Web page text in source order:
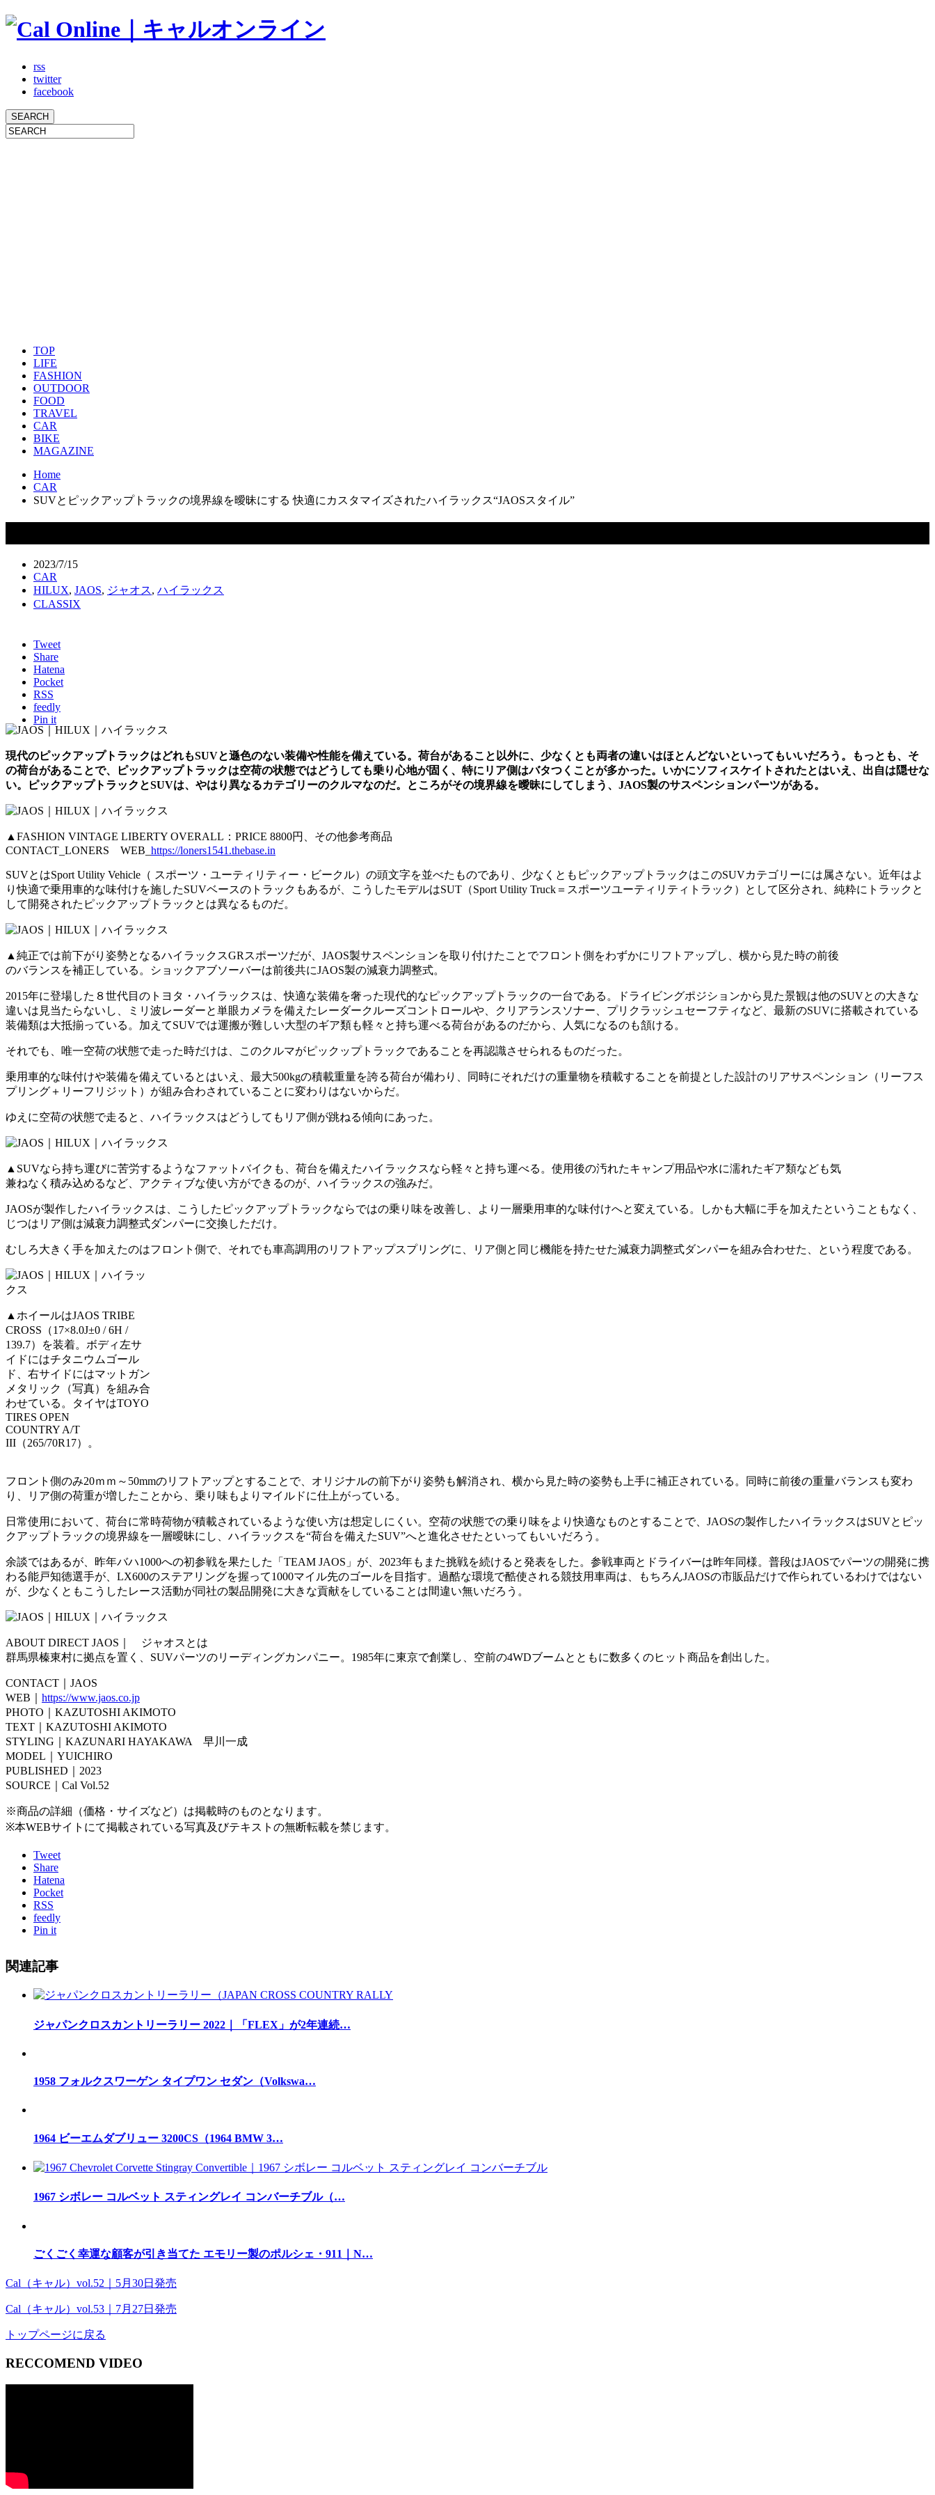
rss
twitter
facebook
TOP
LIFE
FASHION
OUTDOOR
FOOD
TRAVEL
CAR
BIKE
MAGAZINE
Home
CAR
SUVとピックアップトラックの境界線を曖昧にする 快適にカスタマイズされたハイラックス“JAOSスタイル”
2023/7/15
CAR
HILUX, JAOS, ジャオス, ハイラックス
CLASSIX
Tweet
Share
Hatena
Pocket
RSS
feedly
Pin it
現代のピックアップトラックはどれもSUVと遜色のない装備や性能を備えている。荷台があること以外に、少なくとも両者の違いはほとんどないといってもいいだろう。もっとも、そ
の荷台があることで、ピックアップトラックは空荷の状態ではどうしても乗り心地が固く、特にリア側はバタつくことが多かった。いかにソフィスケイトされたとはいえ、出自は隠せな
い。ピックアップトラックとSUVは、やはり異なるカテゴリーのクルマなのだ。ところがその境界線を曖昧にしてしまう、JAOS製のサスペンションパーツがある。
▲FASHION VINTAGE LIBERTY OVERALL：PRICE 8800円、その他参考商品
CONTACT_LONERS WEB_ https://loners1541.thebase.in
SUVとはSport Utility Vehicle（ スポーツ・ユーティリティー・ビークル）の頭文字を並べたものであり、少なくともピックアップトラックはこのSUVカテゴリーには属さない。近年はよ
り快適で乗用車的な味付けを施したSUVベースのトラックもあるが、こうしたモデルはSUT（Sport Utility Truck＝スポーツユーティリティトラック）として区分され、純粋にトラックと
して開発されたピックアップトラックとは異なるものだ。
▲純正では前下がり姿勢となるハイラックスGRスポーツだが、JAOS製サスペンションを取り付けたことでフロント側をわずかにリフトアップし、横から見た時の前後
のバランスを補正している。ショックアブソーバーは前後共にJAOS製の減衰力調整式。
2015年に登場した８世代目のトヨタ・ハイラックスは、快適な装備を奢った現代的なピックアップトラックの一台である。ドライビングポジションから見た景観は他のSUVとの大きな
違いは見当たらないし、ミリ波レーダーと単眼カメラを備えたレーダークルーズコントロールや、クリアランスソナー、プリクラッシュセーフティなど、最新のSUVに搭載されている
装備類は大抵揃っている。加えてSUVでは運搬が難しい大型のギア類も軽々と持ち運べる荷台があるのだから、人気になるのも頷ける。
それでも、唯一空荷の状態で走った時だけは、このクルマがピックップトラックであることを再認識させられるものだった。
乗用車的な味付けや装備を備えているとはいえ、最大500kgの積載重量を誇る荷台が備わり、同時にそれだけの重量物を積載することを前提とした設計のリアサスペンション（リーフス
プリング＋リーフリジット）が組み合わされていることに変わりはないからだ。
ゆえに空荷の状態で走ると、ハイラックスはどうしてもリア側が跳ねる傾向にあった。
▲SUVなら持ち運びに苦労するようなファットバイクも、荷台を備えたハイラックスなら軽々と持ち運べる。使用後の汚れたキャンプ用品や水に濡れたギア類なども気
兼ねなく積み込めるなど、アクティブな使い方ができるのが、ハイラックスの強みだ。
JAOSが製作したハイラックスは、こうしたピックアップトラックならではの乗り味を改善し、より一層乗用車的な味付けへと変えている。しかも大幅に手を加えたということもなく、
じつはリア側は減衰力調整式ダンパーに交換しただけ。
むしろ大きく手を加えたのはフロント側で、それでも車高調用のリフトアップスプリングに、リア側と同じ機能を持たせた減衰力調整式ダンパーを組み合わせた、という程度である。
▲ホイールはJAOS TRIBE
CROSS（17×8.0J±0 / 6H /
139.7）を装着。ボディ左サ
イドにはチタニウムゴール
ド、右サイドにはマットガン
メタリック（写真）を組み合
わせている。タイヤはTOYO
TIRES OPEN
COUNTRY A/T
III（265/70R17）。
フロント側のみ20ｍｍ～50mmのリフトアップとすることで、オリジナルの前下がり姿勢も解消され、横から見た時の姿勢も上手に補正されている。同時に前後の重量バランスも変わ
り、リア側の荷重が増したことから、乗り味もよりマイルドに仕上がっている。
日常使用において、荷台に常時荷物が積載されているような使い方は想定しにくい。空荷の状態での乗り味をより快適なものとすることで、JAOSの製作したハイラックスはSUVとピッ
クアップトラックの境界線を一層曖昧にし、ハイラックスを“荷台を備えたSUV”へと進化させたといってもいいだろう。
余談ではあるが、昨年バハ1000への初参戦を果たした「TEAM JAOS」が、2023年もまた挑戦を続けると発表をした。参戦車両とドライバーは昨年同様。普段はJAOSでパーツの開発に携
わる能戸知徳選手が、LX600のステアリングを握って1000マイル先のゴールを目指す。過酷な環境で酷使される競技用車両は、もちろんJAOSの市販品だけで作られているわけではない
が、少なくともこうしたレース活動が同社の製品開発に大きな貢献をしていることは間違い無いだろう。
ABOUT DIRECT JAOS｜ ジャオスとは
群馬県榛東村に拠点を置く、SUVパーツのリーディングカンパニー。1985年に東京で創業し、空前の4WDブームとともに数多くのヒット商品を創出した。
CONTACT｜JAOS
WEB｜ https://www.jaos.co.jp
PHOTO｜KAZUTOSHI AKIMOTO
TEXT｜KAZUTOSHI AKIMOTO
STYLING｜KAZUNARI HAYAKAWA 早川一成
MODEL｜YUICHIRO
PUBLISHED｜2023
SOURCE｜Cal Vol.52
※商品の詳細（価格・サイズなど）は掲載時のものとなります。
※本WEBサイトにて掲載されている写真及びテキストの無断転載を禁じます。
Tweet
Share
Hatena
Pocket
RSS
feedly
Pin it
関連記事
ジャパンクロスカントリーラリー 2022｜「FLEX」が2年連続…
1958 フォルクスワーゲン タイプワン セダン（Volkswa…
1964 ビーエムダブリュー 3200CS（1964 BMW 3…
1967 シボレー コルベット スティングレイ コンバーチブル（…
ごくごく幸運な顧客が引き当てた エモリー製のポルシェ・911｜N…
Cal（キャル）vol.52｜5月30日発売
Cal（キャル）vol.53｜7月27日発売
トップページに戻る
RECCOMEND VIDEO